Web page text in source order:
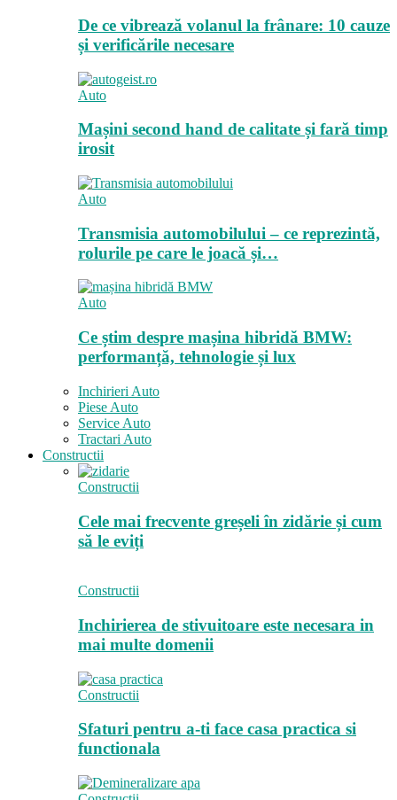
De ce vibrează volanul la frânare: 10 cauze
și verificările necesare
Auto
Mașini second hand de calitate și fară timp
irosit
Auto
Transmisia automobilului – ce reprezintă,
rolurile pe care le joacă și…
Auto
Ce știm despre mașina hibridă BMW:
performanță, tehnologie și lux
Inchirieri Auto
Piese Auto
Service Auto
Tractari Auto
Constructii
Constructii
Cele mai frecvente greșeli în zidărie și cum
să le eviți
Constructii
Inchirierea de stivuitoare este necesara in
mai multe domenii
Constructii
Sfaturi pentru a-ti face casa practica si
functionala